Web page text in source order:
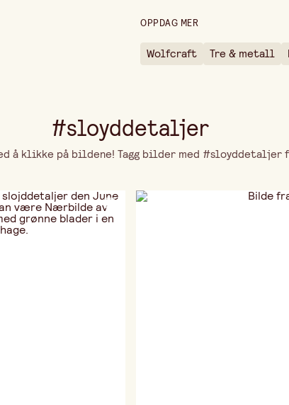
Forpakningsmengde
OPPDAG MER
Wolfcraft Tre & metall
#sloyddetaljer
å klikke på bildene! Tagg bilder med #sloyddetaljer